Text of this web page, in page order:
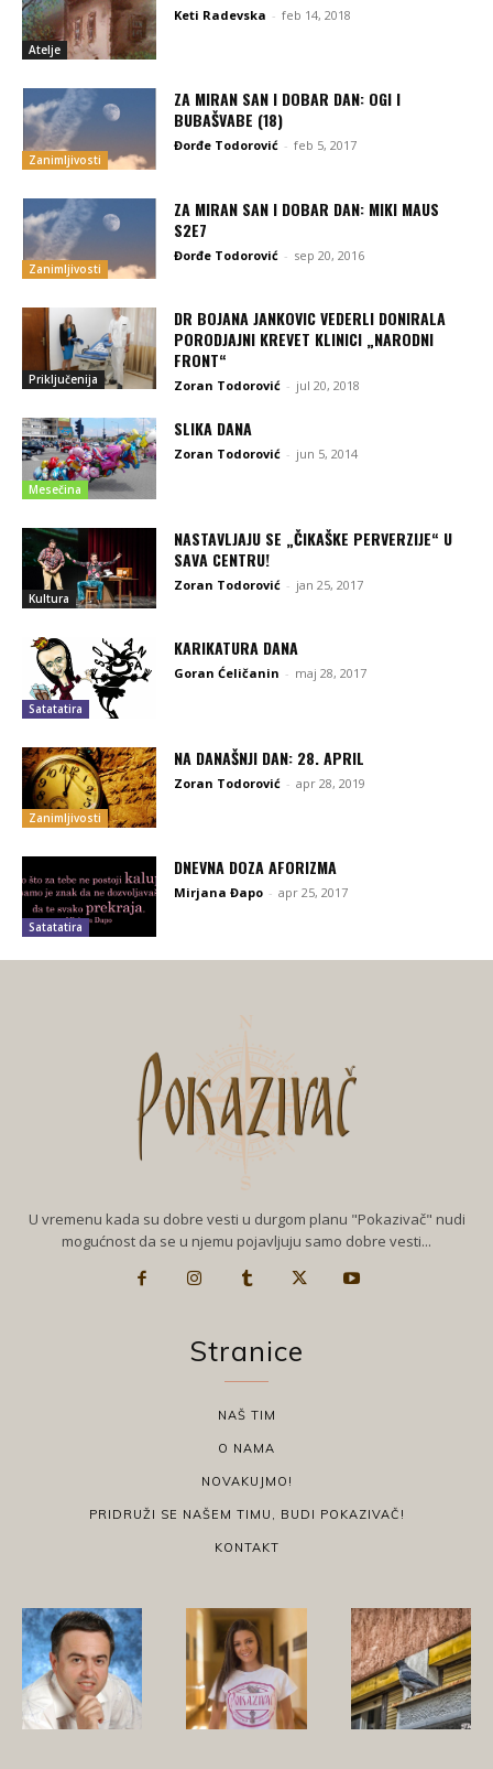
Atelje
Keti Radevska - feb 14, 2018
Zanimljivosti
ZA MIRAN SAN I DOBAR DAN: OGI I
BUBAŠVABE (18)
Đorđe Todorović - feb 5, 2017
Zanimljivosti
ZA MIRAN SAN I DOBAR DAN: MIKI MAUS
S2E7
Đorđe Todorović - sep 20, 2016
Priključenija
DR BOJANA JANKOVIC VEDERLI DONIRALA
PORODJAJNI KREVET KLINICI „NARODNI
FRONT“
Zoran Todorović - jul 20, 2018
Mesečina
SLIKA DANA
Zoran Todorović - jun 5, 2014
Kultura
NASTAVLJAJU SE „ČIKAŠKE PERVERZIJE“ U
SAVA CENTRU!
Zoran Todorović - jan 25, 2017
Satatatira
KARIKATURA DANA
Goran Ćeličanin - maj 28, 2017
Zanimljivosti
NA DANAŠNJI DAN: 28. APRIL
Zoran Todorović - apr 28, 2019
Satatatira
DNEVNA DOZA AFORIZMA
Mirjana Đapo - apr 25, 2017
U vremenu kada su dobre vesti u durgom planu "Pokazivač" nudi
mogućnost da se u njemu pojavljuju samo dobre vesti...
Stranice
NAŠ TIM
O NAMA
NOVAKUJMO!
PRIDRUŽI SE NAŠEM TIMU, BUDI POKAZIVAČ!
KONTAKT